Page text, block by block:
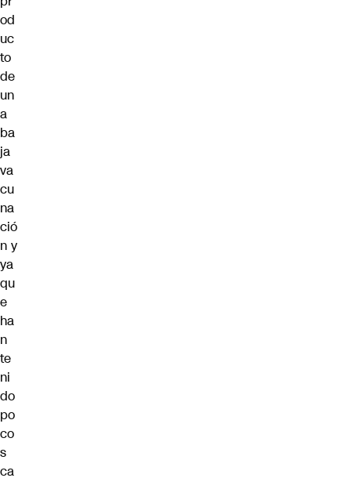
od
uc
to
de
un
a
ba
ja
va
cu
na
ció
n y
ya
qu
e
ha
n
te
ni
do
po
co
s
ca